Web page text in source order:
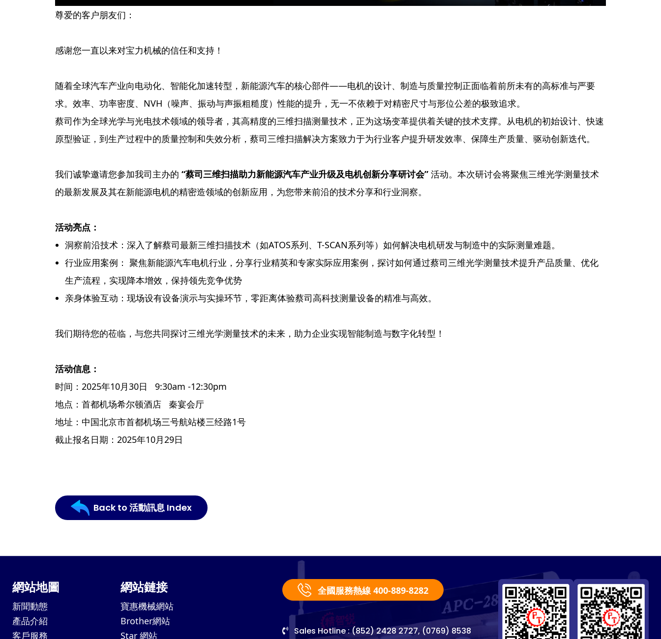
尊爱的客户朋友们：
感谢您一直以来对宝力机械的信任和支持！
随着全球汽车产业向电动化、智能化加速转型，新能源汽车的核心部件——电机的设计、制造与质量控制正面临着前所未有的高标准与严要
求。效率、功率密度、NVH（噪声、振动与声振粗糙度）性能的提升，无一不依赖于对精密尺寸与形位公差的极致追求。
蔡司作为全球光学与光电技术领域的领导者，其高精度的三维扫描测量技术，正为这场变革提供着关键的技术支撑。从电机的初始设计、快速
原型验证，到生产过程中的质量控制和失效分析，蔡司三维扫描解决方案致力于为行业客户提升研发效率、保障生产质量、驱动创新迭代。
我们诚挚邀请您参加我司主办的“蔡司三维扫描助力新能源汽车产业升级及电机创新分享研讨会” 活动。本次研讨会将聚焦三维光学测量技术
的最新发展及其在新能源电机的精密造领域的创新应用，为您带来前沿的技术分享和行业洞察。
活动亮点：
洞察前沿技术：深入了解蔡司最新三维扫描技术（如ATOS系列、T-SCAN系列等）如何解决电机研发与制造中的实际测量难题。
行业应用案例： 聚焦新能源汽车电机行业，分享行业精英和专家实际应用案例，探讨如何通过蔡司三维光学测量技术提升产品质量、优化
生产流程，实现降本增效，保持领先竞争优势
亲身体验互动：现场设有设备演示与实操环节，零距离体验蔡司高科技测量设备的精准与高效。
我们期待您的莅临，与您共同探讨三维光学测量技术的未来，助力企业实现智能制造与数字化转型！
活动信息：
时间：2025年10月30日 9:30am -12:30pm
地点：首都机场希尔顿酒店 秦宴会厅
地址：中国北京市首都机场三号航站楼三经路1号
截止报名日期：2025年10月29日
Back to 活動訊息 Index
網站地圖
新聞動態
產品介紹
客戶服務
網站鏈接
寶惠機械網站
Brother網站
Star 網站
全國服務熱線 400-889-8282
Sales Hotline : (852) 2428 2727, (0769) 8538